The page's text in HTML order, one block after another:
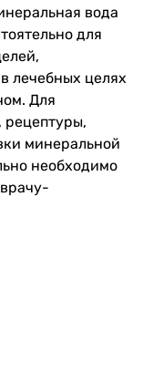
вода
для
лечебных целях
Для
рецептуры,
минеральной
необходимо